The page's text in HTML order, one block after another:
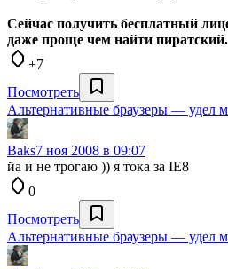
Сейчас получить бесплатный
даже проще чем найти пиратский.
+7
Посмотреть
Альтернативные браузеры — удел
Baks7 ноя 2008 в 09:07
йа и не трогаю )) я тока за IE8
0
Посмотреть
Альтернативные браузеры — удел